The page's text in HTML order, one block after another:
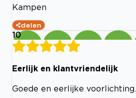
Kampen
delen
10
Eerlijk en klantvriendelijk
Goede en eerlijke voorlichting.